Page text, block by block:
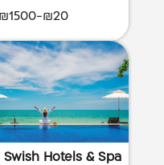
₪20-₪1500
Swish Hotels & Spa